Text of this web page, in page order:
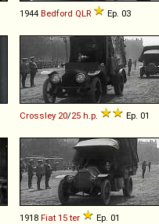
1944 Bedford QLR Ep. 03
Crossley 20/25 h p Ep. 01
1918 Fiat 15 ter Ep. 01